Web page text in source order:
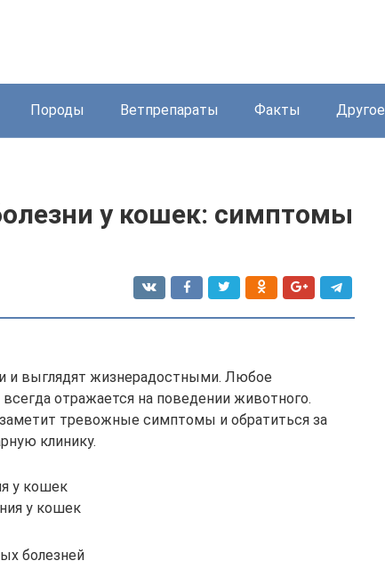
Породы Ветпрепараты Факты Другое
у кошек: симптомы
и выглядят жизнерадостными. Любое
отражается на поведении животного.
тревожные симптомы и обратиться за
клинику.
у кошек
у кошек
болезней